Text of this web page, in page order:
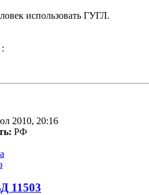
использовать ГУГЛ.
2010, 20:16
РФ
11503